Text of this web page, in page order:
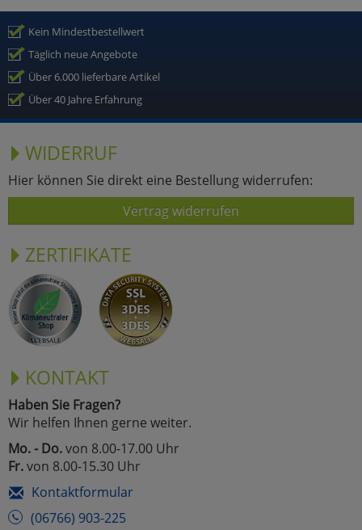
Kein Mindestbestellwert
Täglich neue Angebote
Über 6.000 lieferbare Artikel
Über 40 Jahre Erfahrung
WIDERRUF
Hier können Sie direkt eine Bestellung widerrufen:
Vertrag widerrufen
ZERTIFIKATE
KONTAKT
Haben Sie Fragen?
Wir helfen Ihnen gerne weiter.
Mo. - Do.von 8.00-17.00 Uhr
Fr.von 8.00-15.30 Uhr
Kontaktformular
(06766) 903-225